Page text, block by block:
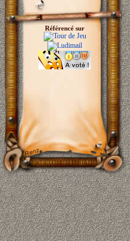
Référencé sur